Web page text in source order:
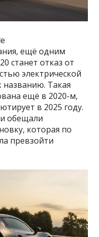
ещё одним
станет отказ от
электрической
названию. Такая
ещё в 2020-м,
в 2025 году.
обещали
которая по
превзойти